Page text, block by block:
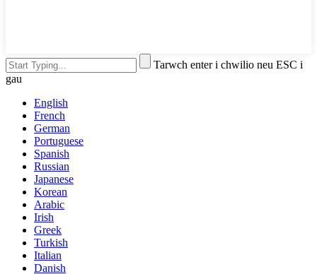
Tarwch enter i chwilio neu ESC i
gau
English
French
German
Portuguese
Spanish
Russian
Japanese
Korean
Arabic
Irish
Greek
Turkish
Italian
Danish